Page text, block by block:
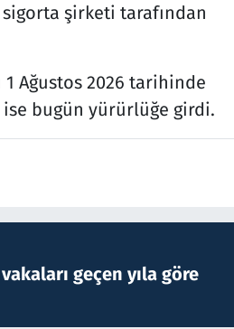
şirketi tarafından
Ağustos 2026 tarihinde
bugün yürürlüğe girdi.
geçen yıla göre